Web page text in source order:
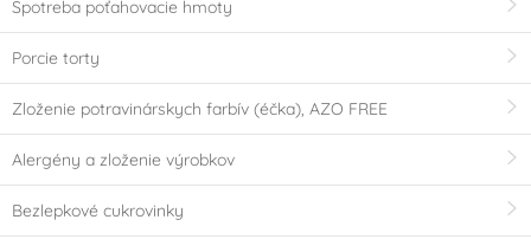
Spotreba poťahovacie hmoty
Porcie torty
Zloženie potravinárskych farbív (éčka), AZO FREE
Alergény a zloženie výrobkov
Bezlepkové cukrovinky